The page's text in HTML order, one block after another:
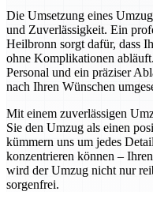
Die Umsetzung eines
und Zuverlässigkeit. Ein
Heilbronn sorgt dafür, dass
ohne Komplikationen
Personal und ein präziser
nach Ihren Wünschen
Mit einem zuverlässigen
Sie den Umzug als einen
kümmern uns um jedes
konzentrieren können –
wird der Umzug nicht nur
sorgenfrei.